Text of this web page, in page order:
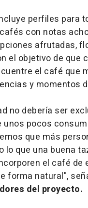
perfiles para
con notas
afrutadas,
el objetivo de que
el café que
y momentos
no debería ser
unos pocos
que más
lo que una buena
el café de
forma natural",
del proyecto.